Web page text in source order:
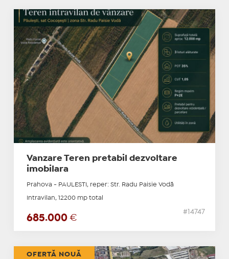
Vanzare Teren pretabil dezvoltare
imobilara
Prahova - PAULESTI, reper: Str. Radu Paisie Vodă
Intravilan, 12200 mp total
685.000 €
#14747
OFERTĂ NOUĂ